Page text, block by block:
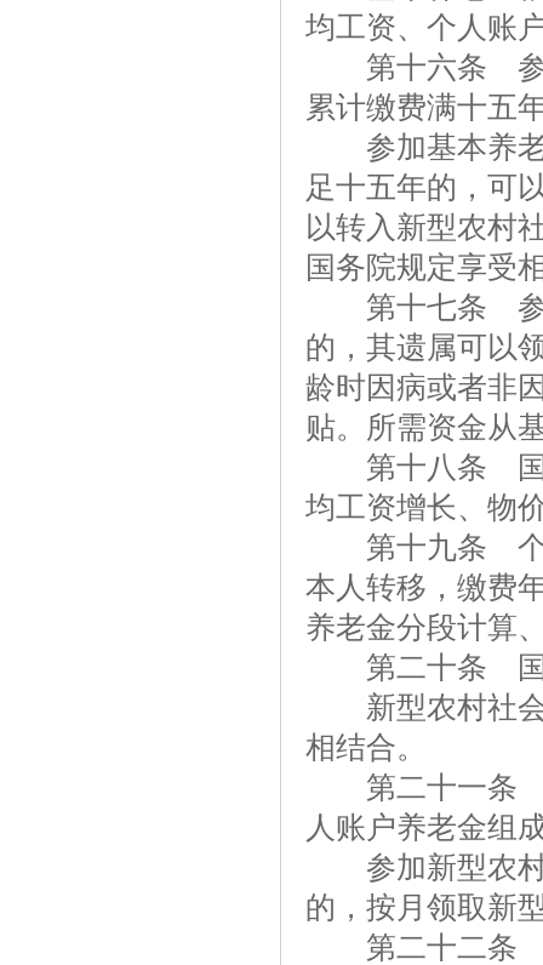
均工资、个人账
第十六条 参加
累计缴费满十五
参加基本养老
足十五年的，可
以转入新型农村
国务院规定享受
第十七条 参加
的，其遗属可以
龄时因病或者非
贴。所需资金从
第十八条 国家
均工资增长、物
第十九条 个人
本人转移，缴费
养老金分段计算
第二十条 国家
新型农村社会
相结合。
第二十一条 新
人账户养老金组
参加新型农村
的，按月领取新
第二十二条 国